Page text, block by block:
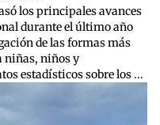
los principales avances
durante el último año
de las formas más
niñas, niños y
estadísticos sobre los ...